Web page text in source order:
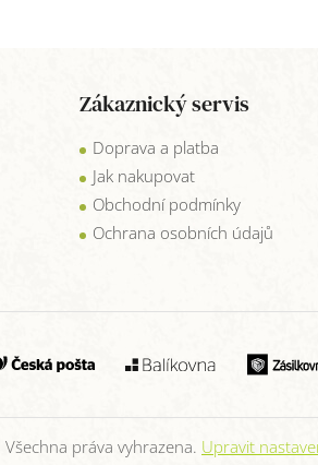
Zákaznický servis
Doprava a platba
Jak nakupovat
Obchodní podmínky
Ochrana osobních údajů
Všechna práva vyhrazena. Upravit